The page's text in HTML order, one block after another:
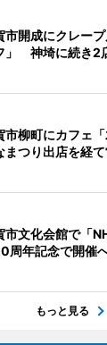
市開成にクレー
」 神埼に続き2
市柳町にカフェ
まつり出店を経
市文化会館で「
周年記念で開催
もっと見る